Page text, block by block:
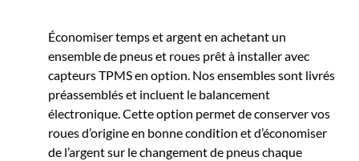
Économiser temps et argent en achetant un
ensemble de pneus et roues prêt à installer avec
capteurs TPMS en option. Nos ensembles sont livrés
préassemblés et incluent le balancement
électronique. Cette option permet de conserver vos
roues d’origine en bonne condition et d’économiser
de l’argent sur le changement de pneus chaque